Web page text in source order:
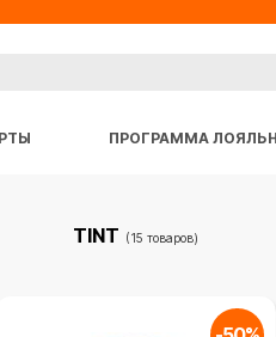
ПРОГРАММА
TINT (15 товаров)